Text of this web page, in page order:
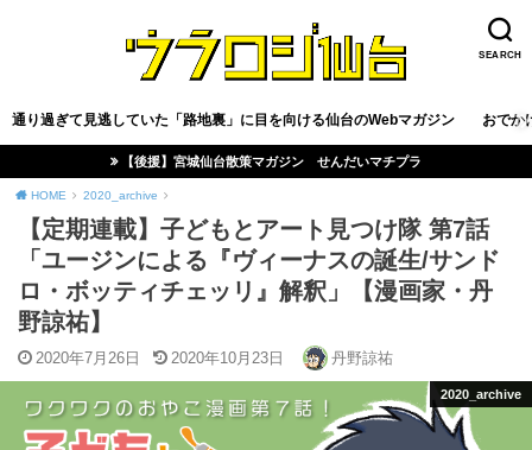
SEARCH
通り過ぎて見逃していた「路地裏」に目を向ける仙台のWebマガジン おでか
【後援】宮城仙台散策マガジン せんだいマチプラ
HOME 2020_archive
【定期連載】子どもとアート見つけ隊 第7話
「ユージンによる『ヴィーナスの誕生/サンド
ロ・ボッティチェッリ』解釈」【漫画家・丹
野諒祐】
2020年7月26日 2020年10月23日 丹野諒祐
2020_archive